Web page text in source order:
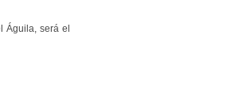
Águila, será el